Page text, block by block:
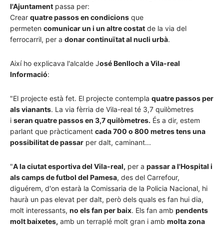
l'Ajuntament passa per:
Crear quatre passos en condicions que
permeten comunicar un i un altre costat de la via del
ferrocarril, per a donar continuïtat al nucli urbà.
Així ho explicava l'alcalde José Benlloch a Vila-real
Informació:
"El projecte està fet. El projecte contempla quatre passos per
als vianants. La via fèrria de Vila-real té 3,7 quilòmetres
i seran quatre passos en 3,7 quilòmetres. És a dir, estem
parlant que pràcticament cada 700 o 800 metres tens una
possibilitat de passar per dalt, caminant...
"A la ciutat esportiva del Vila-real, per a passar a l'Hospital i
als camps de futbol del Pamesa, des del Carrefour,
diguérem, d'on estarà la Comissaria de la Policia Nacional, hi
haurà un pas elevat per dalt, però dels quals es fan hui dia,
molt interessants, no els fan per baix. Els fan amb pendents
molt baixetes, amb un terraplé molt gran i amb molta zona